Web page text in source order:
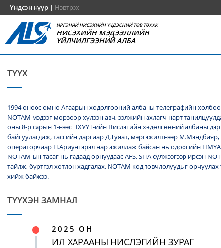
Үндсэн нүүр | Нэвтрэх
ИРГЭНИЙ НИСЭХИЙН ҮНДЭСНИЙ ТӨВ ТӨХХК
НИСЭХИЙН МЭДЭЭЛЛИЙН
ҮЙЛЧИЛГЭЭНИЙ АЛБА
ТҮҮХ
1994 оноос өмнө Агаарын хөдөлгөөний албаны телеграфийн
NОТАМ мэдээг морзоор хүлээн авч, ээлжийн ахлагч нарт
оны 8-р сарын 1-нээс НХУҮТ-ийн Нислэгийн хөдөлгөөний албаны
байгуулагдаж, тасгийн даргаар Д.Туяат, мэргэжилтнээр
операторчаар П.Ариунгэрэл нар ажиллаж байсан нь одоогийн
NOTAM-ын тасаг нь гадаад орнуудаас AFS, SITA сүлжээгээр ирсэн
тайлж, бүртгэл хөтлөн хадгалах, NОТАМ код товчлолуудыг
хийж байжээ.
ТҮҮХЭН ЗАМНАЛ
2025 ОН
ИЛ ХАРААНЫ НИСЛЭГИЙН ЗУРАГ